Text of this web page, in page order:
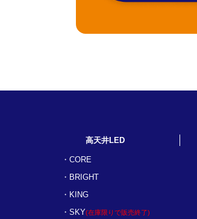
高天井LED
CORE
BRIGHT
KING
SKY(在庫限りで販売終了)